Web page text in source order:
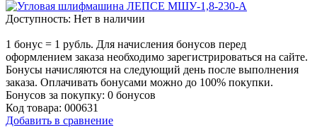
Доступность: Нет в наличии
1 бонус = 1 рубль. Для начисления бонусов перед
оформлением заказа необходимо зарегистрироваться на сайте.
Бонусы начисляются на следующий день после выполнения
заказа. Оплачивать бонусами можно до 100% покупки.
Бонусов за покупку: 0 бонусов
Код товара: 000631
Добавить в сравнение